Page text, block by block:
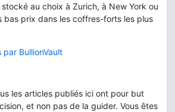
stocké au choix à Zurich, à New York ou
bas prix dans les coffres-forts les plus
BullionVault
les articles publiés ici ont pour but
et non pas de la guider. Vous êtes